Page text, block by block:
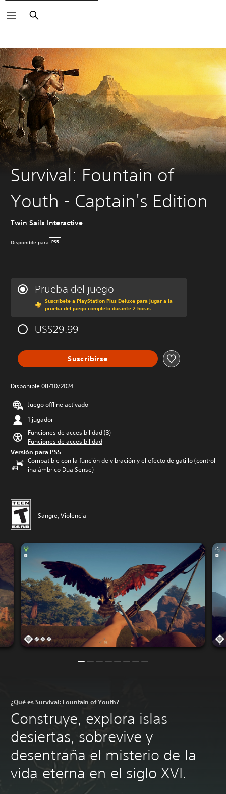
Buscar
Survival: Fountain of
Youth - Captain's Edition
Twin Sails Interactive
Disponible para PS5
Prueba del juego
Suscríbete a PlayStation Plus Deluxe para jugar a la
prueba del juego completo durante 2 horas
US$29.99
Suscribirse
Disponible 08/10/2024
Juego offline activado
1 jugador
Funciones de accesibilidad (3)
Funciones de accesibilidad
Versión para PS5
Compatible con la función de vibración y el efecto de gatillo (control
inalámbrico DualSense)
Sangre, Violencia
¿Qué es Survival: Fountain of Youth?
Construye, explora islas
desiertas, sobrevive y
desentraña el misterio de la
vida eterna en el siglo XVI.